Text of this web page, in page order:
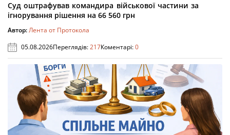
Суд оштрафував командира військової частини за
ігнорування рішення на 66 560 грн
Автор:Лента от Протокола
05.08.2026Переглядів:217Коментарі:0